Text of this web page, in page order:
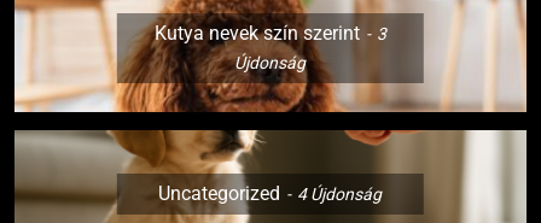
Kutya nevek szín szerint
3
Újdonság
Uncategorized 4Újdonság